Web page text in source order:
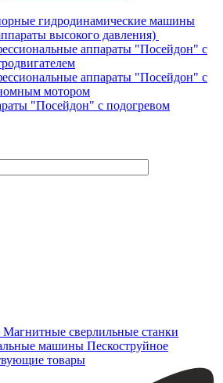
гидродинамические машины
высокого давления)
аппараты "Посейдон" с
аппараты "Посейдон" с
мотором
"Посейдон" с подогревом
Магнитные сверлильные станки
машины Пескоструйное
товары